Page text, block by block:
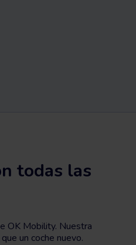
todas las
OK Mobility. Nuestra
un coche nuevo.